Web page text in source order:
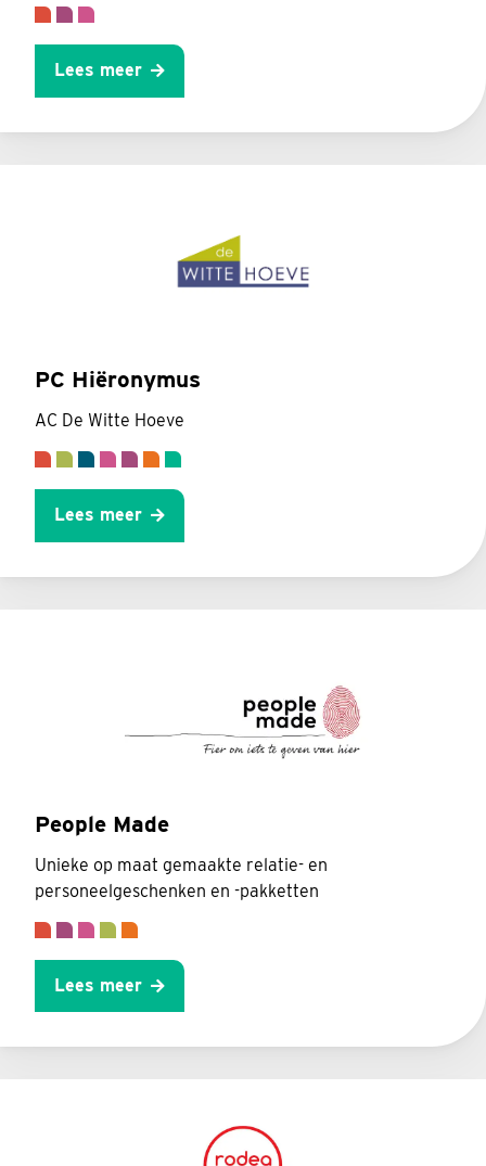
Lees meer
PC Hiëronymus
AC De Witte Hoeve
Lees meer
People Made
Unieke op maat gemaakte relatie- en
personeelgeschenken en -pakketten
Lees meer